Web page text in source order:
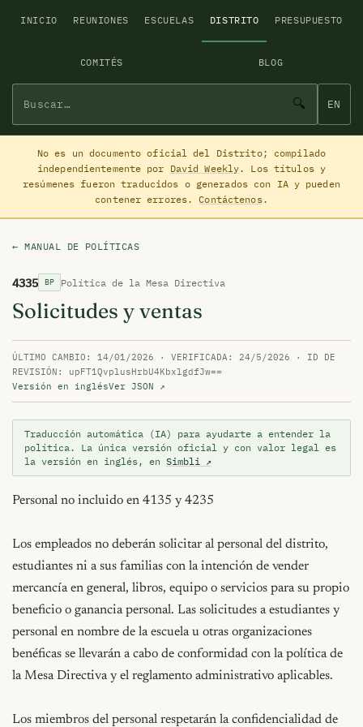
INICIO REUNIONES ESCUELAS DISTRITO PRESUPUESTO
COMITÉS BLOG
🔍 EN
No es un documento oficial del Distrito; compilado
independientemente por David Weekly. Los títulos y
resúmenes fueron traducidos o generados con IA y pueden
contener errores. Contáctenos.
← MANUAL DE POLÍTICAS
4335 BP Política de la Mesa Directiva
Solicitudes y ventas
ÚLTIMO CAMBIO: 14/01/2026 · VERIFICADA: 24/5/2026 · ID DE
REVISIÓN: upFT1QvplusHrbU4KbxlgdfJw==
Versión en inglésVer JSON ↗
Traducción automática (IA) para ayudarte a entender la
política. La única versión oficial y con valor legal es
la versión en inglés, en Simbli ↗
Personal no incluido en 4135 y 4235
Los empleados no deberán solicitar al personal del distrito,
estudiantes ni a sus familias con la intención de vender
mercancía en general, libros, equipo o servicios para su propio
beneficio o ganancia personal. Las solicitudes a estudiantes y
personal en nombre de la escuela u otras organizaciones
benéficas se llevarán a cabo de conformidad con la política de
la Mesa Directiva y el reglamento administrativo aplicables.
Los miembros del personal respetarán la confidencialidad de